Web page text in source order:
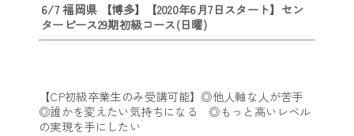
6/7 福岡県 【博多】【2020年6月7日スタート】セン
ターピース29期初級コース(日曜)
【CP初級卒業生のみ受講可能】◎他人軸な人が苦手
◎誰かを変えたい気持ちになる ◎もっと高いレベル
の実現を手にしたい